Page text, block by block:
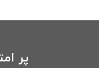
پر